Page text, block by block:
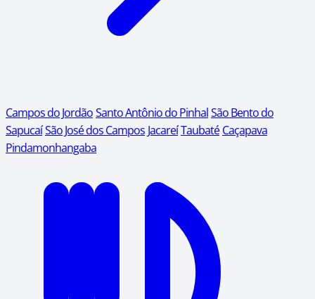
Campos do JordãoSanto Antônio do PinhalSão Bento do
SapucaíSão José dos Campos JacareíTaubaté Caçapava
Pindamonhangaba